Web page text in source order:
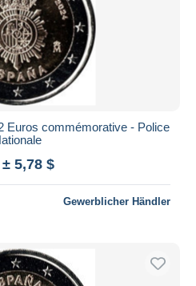
Euros commémorative - Police
± 5,78 $
Gewerblicher Händler